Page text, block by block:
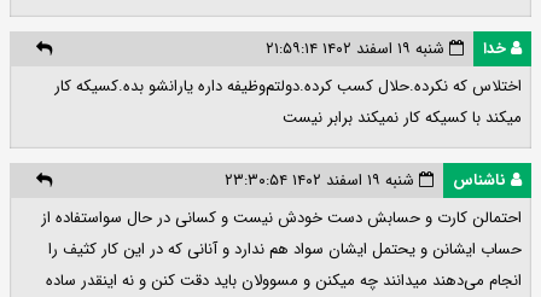
خدا
شنبه ۱۹ اسفند ۱۴۰۲ ۲۱:۵۹:۱۴
اختلاس که نکرده.حلال کسب کرده.دولتم‌وظیفه داره یارانشو بده.کسیکه کار
میکند با کسیکه کار نمیکند برابر نیست
ناشناس
شنبه ۱۹ اسفند ۱۴۰۲ ۲۳:۳۰:۵۴
احتمالن کارت و حسابش دست خودش نیست و کسانی در حال سواستفاده از
حساب ایشانن و یحتمل ایشان سواد هم ندارد و آنانی که در این کار کثیف را
انجام می‌دهند میدانند چه میکنن و مسوولان باید دقت کنن و نه اینقدر ساده